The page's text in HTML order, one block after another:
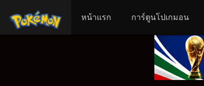
หน้าแรก การ์ตูนโปเกมอน